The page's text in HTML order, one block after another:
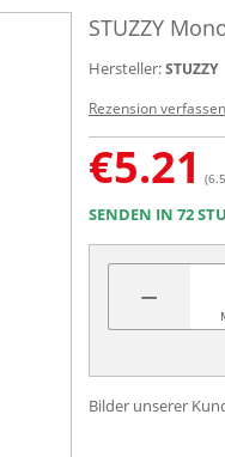
STUZZY
Hersteller: STUZZY
Rezension verfassen
€5.21
SENDEN IN 72
−
Bilder unserer